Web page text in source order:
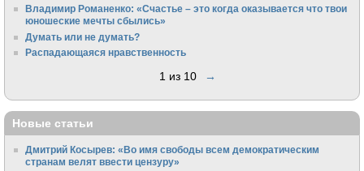
Владимир Романенко: «Счастье – это когда оказывается что твои
юношеские мечты сбылись»
Думать или не думать?
Распадающаяся нравственность
1 из 10 →
Новые статьи
Дмитрий Косырев: «Во имя свободы всем демократическим
странам велят ввести цензуру»